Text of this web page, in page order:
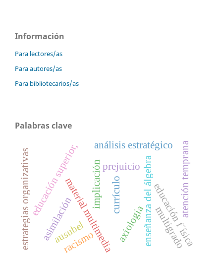
Información
Para lectores/as
Para autores/as
Para bibliotecarios/as
Palabras clave
currículo
implicación
axiología
material multimedia enseñanza del álgebra
análisis estratégico
educación superior, educación f´ísica
estrategias organizativas atención temprana
asimilaciónracismo
prejuicio
ausubel multigrado